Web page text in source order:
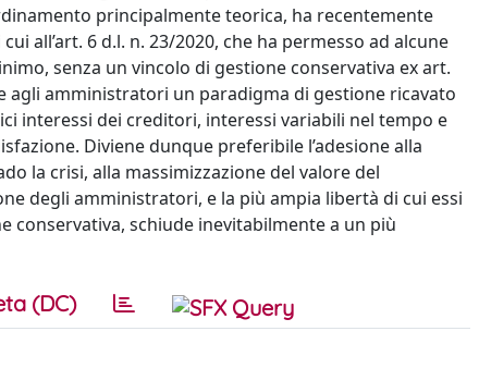
principalmente teorica, ha recentemente
all’art. 6 d.l. n. 23/2020, che ha permesso ad alcune
senza un vincolo di gestione conservativa ex art.
agli amministratori un paradigma di gestione ricavato
interessi dei creditori, interessi variabili nel tempo e
Diviene dunque preferibile l’adesione alla
la crisi, alla massimizzazione del valore del
degli amministratori, e la più ampia libertà di cui essi
conservativa, schiude inevitabilmente a un più
(DC)